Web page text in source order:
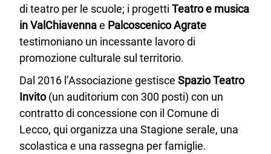
di teatro per le scuole; i progetti Teatro e musica
in ValChiavennae Palcoscenico Agrate
testimoniano un incessante lavoro di
promozione culturale sul territorio.
Dal 2016 l’Associazione gestisce Spazio Teatro
Invito(un auditorium con 300 posti) con un
contratto di concessione con il Comune di
Lecco, qui organizza una Stagione serale, una
scolastica e una rassegna per famiglie.